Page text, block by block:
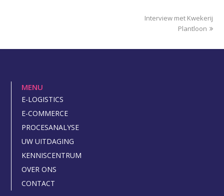
next
Interview met Kwekerij
Plantloon
MENU
E-LOGISTICS
E-COMMERCE
PROCESANALYSE
UW UITDAGING
KENNISCENTRUM
OVER ONS
CONTACT